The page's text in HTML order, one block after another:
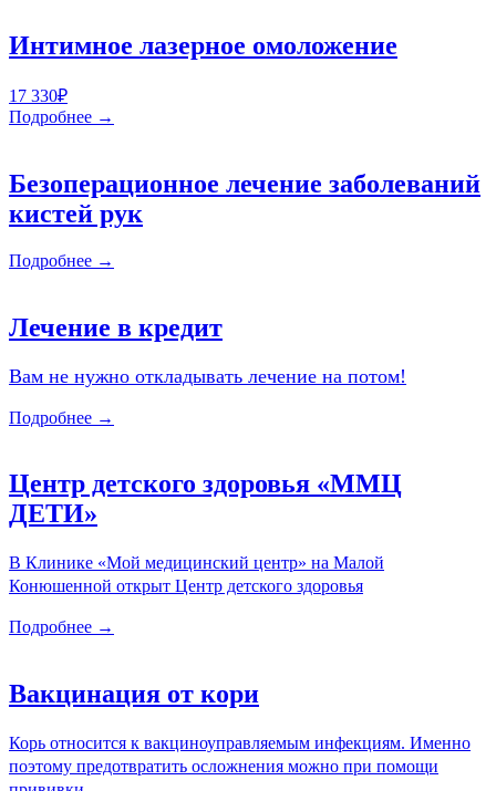
Интимное лазерное омоложение
17 330₽
Подробнее →
Безоперационное лечение заболеваний
кистей рук
Подробнее →
Лечение в кредит
Вам не нужно откладывать лечение на потом!
Подробнее →
Центр детского здоровья «ММЦ
ДЕТИ»
В Клинике «Мой медицинский центр» на Малой
Конюшенной открыт Центр детского здоровья
Подробнее →
Вакцинация от кори
Корь относится к вакциноуправляемым инфекциям. Именно
поэтому предотвратить осложнения можно при помощи